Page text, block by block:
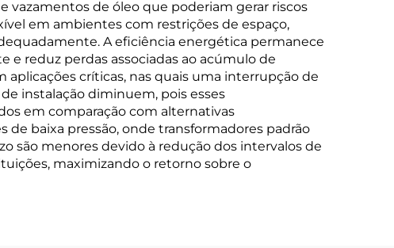
de óleo que poderiam gerar riscos
em ambientes com restrições de espaço,
A eficiência energética permanece
reduz perdas associadas ao acúmulo de
críticas, nas quais uma interrupção de
instalação diminuem, pois esses
em comparação com alternativas
baixa pressão, onde transformadores padrão
são menores devido à redução dos intervalos de
maximizando o retorno sobre o